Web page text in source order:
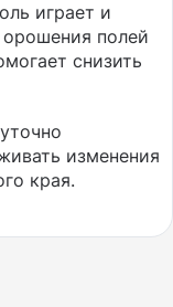
играет и
полей
снизить
изменения
края.